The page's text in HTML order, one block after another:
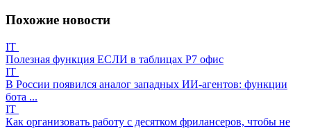
Похожие новости
IT
Полезная функция ЕСЛИ в таблицах Р7 офис
IT
В России появился аналог западных ИИ-агентов: функции
бота ...
IT
Как организовать работу с десятком фрилансеров, чтобы не